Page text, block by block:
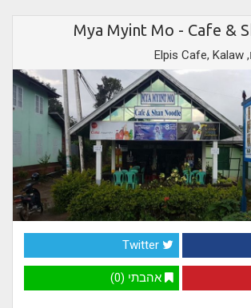
Mya Myint Mo - Cafe &
Elpis Cafe, Kalaw
Twitter
אהבתי (0)